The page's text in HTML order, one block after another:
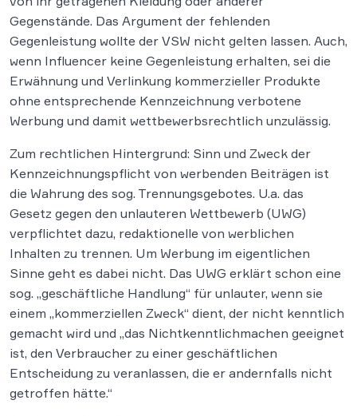
Gegenstände. Das Argument der fehlenden
Gegenleistung wollte der VSW nicht gelten lassen. Auch,
wenn Influencer keine Gegenleistung erhalten, sei die
Erwähnung und Verlinkung kommerzieller Produkte
ohne entsprechende Kennzeichnung verbotene
Werbung und damit wettbewerbsrechtlich unzulässig.
Zum rechtlichen Hintergrund: Sinn und Zweck der
Kennzeichnungspflicht von werbenden Beiträgen ist
die Wahrung des sog. Trennungsgebotes. U.a. das
Gesetz gegen den unlauteren Wettbewerb (UWG)
verpflichtet dazu, redaktionelle von werblichen
Inhalten zu trennen. Um Werbung im eigentlichen
Sinne geht es dabei nicht. Das UWG erklärt schon eine
sog. „geschäftliche Handlung“ für unlauter, wenn sie
einem „kommerziellen Zweck“ dient, der nicht kenntlich
gemacht wird und „das Nichtkenntlichmachen geeignet
ist, den Verbraucher zu einer geschäftlichen
Entscheidung zu veranlassen, die er andernfalls nicht
getroffen hätte.“